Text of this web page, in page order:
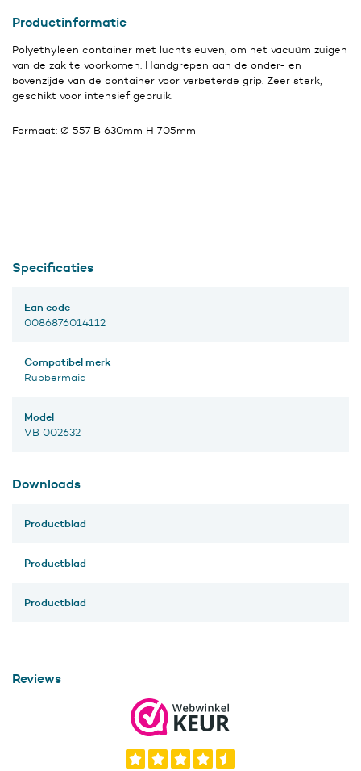
Productinformatie
Polyethyleen container met luchtsleuven, om het vacuüm zuigen
van de zak te voorkomen. Handgrepen aan de onder- en
bovenzijde van de container voor verbeterde grip. Zeer sterk,
geschikt voor intensief gebruik.
Formaat: Ø 557 B 630mm H 705mm
Specificaties
Ean code
0086876014112
Compatibel merk
Rubbermaid
Model
VB 002632
Downloads
Productblad
Productblad
Productblad
Reviews